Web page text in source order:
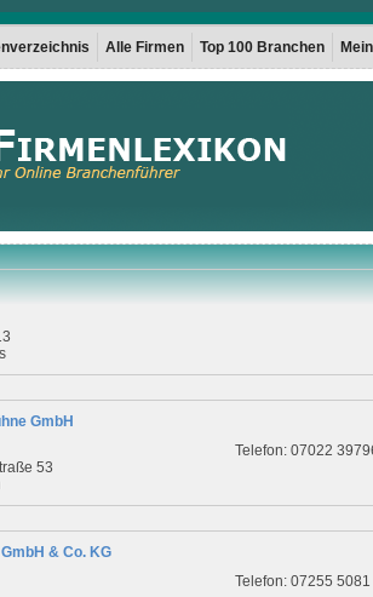
Alle Firmen Top 100 Branchen
GmbH
53
Telefon: 07022
& Co. KG
Telefon: 07255 5081